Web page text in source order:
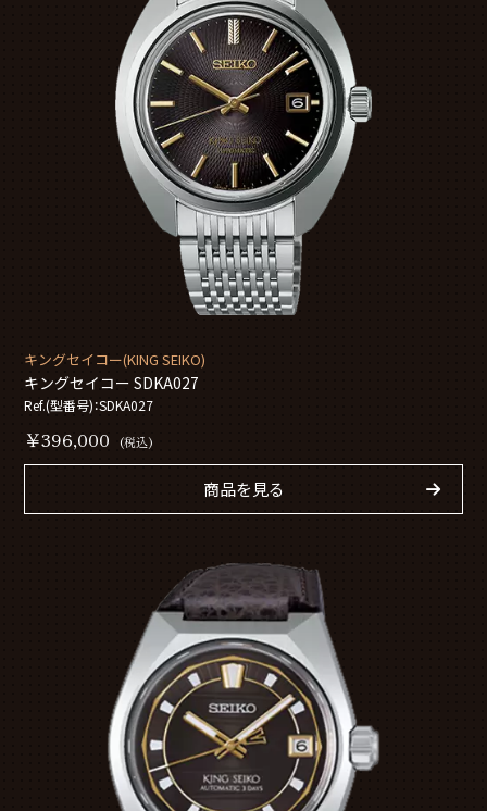
キングセイコー(KING SEIKO)
キングセイコー SDKA027
Ref.(型番号)：SDKA027
￥396,000 (税込)
商品を見る